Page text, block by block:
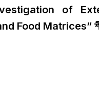
of
Matrices” শীর্ষক